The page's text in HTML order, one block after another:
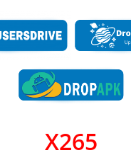
X265